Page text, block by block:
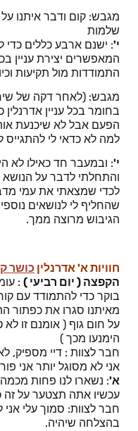
מגבש: קום ודבר איתנו
שלמות
י': ישנם ארבע כללים כדי
המאפשרים יצירת עניין
התמודדות מול תקיעות
מגבש: (לאחר דקה של
בחומר בכל עניין
הפעם אבל לא שיכנעת
למה לא כדאי לי להתגייס
י': ובמעבר חד כאילו לא
והתחלתי לדבר על הנושא
לכדי שמצאתי את עמי
שהחליף לי לנושאים
הגיבוש מרוצה ממך.
חוויות א' אדרנלין כושר
הקפצה ( יום רביעי ) :
בוקר כדי להתמודד עם
מאיתנו סגרו את כפתור
על חום גוף ( אומנם זו לא
הימנעו מכך )
חבר לצוות : דיי מספיק,
אני לא מסוגל יותר אני
א': נשארו לנו פחות
עכשיו אתה תצטער על זה
חבר לצוות: סמוך עלי
בהצלחה שיהיה.